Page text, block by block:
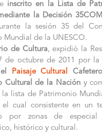
inscrito en la Lista de
la Decisión
la sesión 35 del
Mundial de la UNESCO.
de Cultura, expidió la
de octubre de 2011 por la
el Paisaje Cultural
Cultural de la Nacióny
la lista de Patrimonio
el cual consistente en un
por zonas de especial
histórico y cultural.